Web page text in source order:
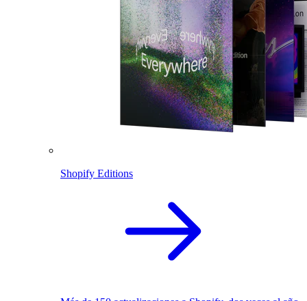
Shopify Editions